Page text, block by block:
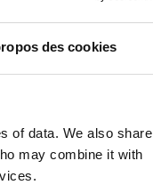
des cookies
of data. We also share
may combine it with